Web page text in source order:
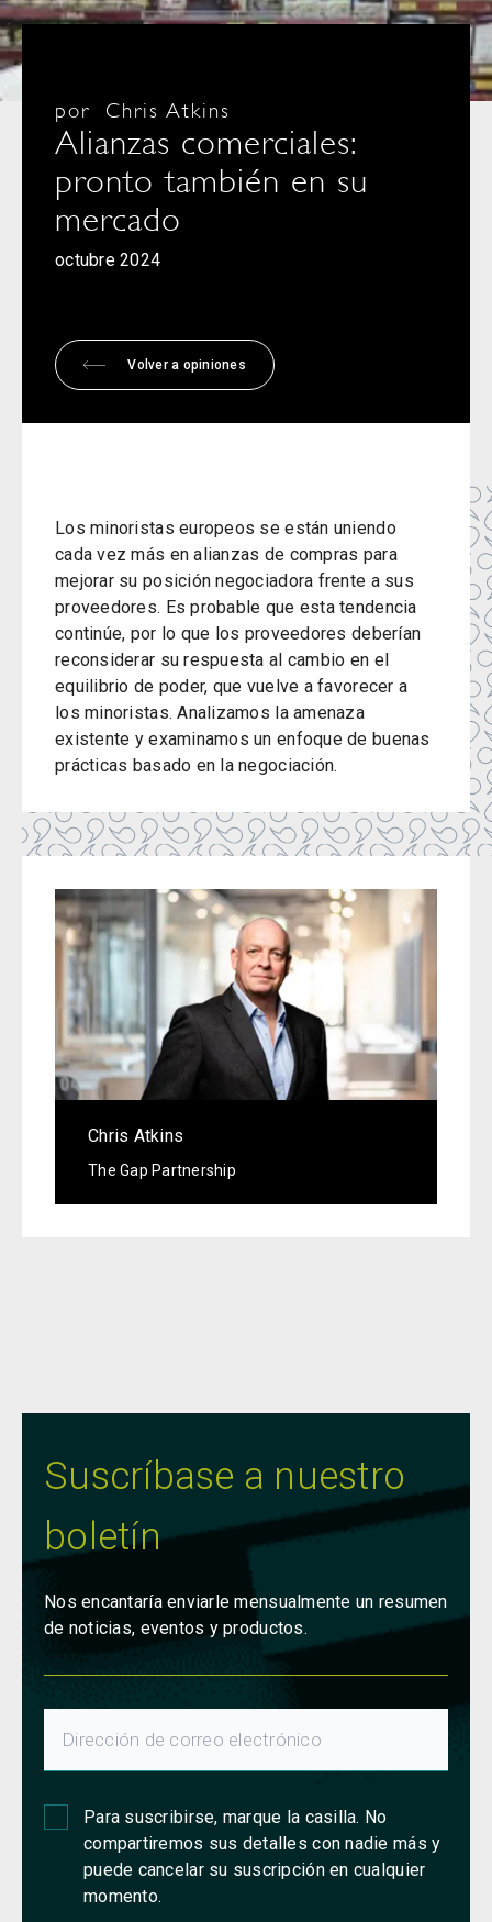
octubre 2024
Alianzas comerciales:
pronto también en su
mercado
por Chris Atkins
Volver a opiniones
Los minoristas europeos se están uniendo
cada vez más en alianzas de compras para
mejorar su posición negociadora frente a sus
proveedores. Es probable que esta tendencia
continúe, por lo que los proveedores deberían
reconsiderar su respuesta al cambio en el
equilibrio de poder, que vuelve a favorecer a
los minoristas. Analizamos la amenaza
existente y examinamos un enfoque de buenas
prácticas basado en la negociación.
Chris Atkins
The Gap Partnership
Suscríbase a nuestro
boletín
Nos encantaría enviarle mensualmente un resumen
de noticias, eventos y productos.
Para suscribirse, marque la casilla. No
compartiremos sus detalles con nadie más y
puede cancelar su suscripción en cualquier
momento.